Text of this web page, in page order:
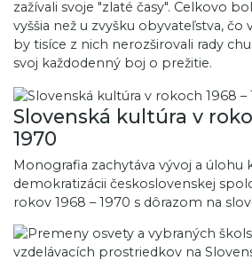
zažívali svoje "zlaté časy". Celkovo
vyššia než u zvyšku obyvateľstva, čo
by tisíce z nich nerozširovali rady
svoj každodenný boj o prežitie.
Slovenská kultúra v
1970
Monografia zachytáva vývoj a úlohu
demokratizácii československej
rokov 1968 – 1970 s dôrazom na